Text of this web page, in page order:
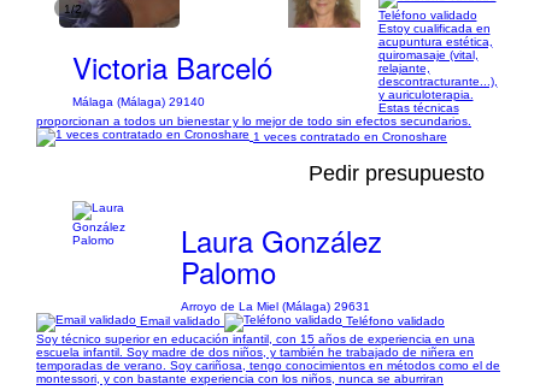
1/2
Victoria Barceló
Málaga (Málaga) 29140
Teléfono validado
Estoy cualificada en
acupuntura estética,
quiromasaje (vital,
relajante,
descontracturante...),
y auriculoterapia.
Estas técnicas
proporcionan a todos un bienestar y lo mejor de todo sin efectos secundarios.
1 veces contratado en Cronoshare
Pedir presupuesto
Laura González
Palomo
Arroyo de La Miel (Málaga) 29631
Email validado
Teléfono validado
Soy técnico superior en educación infantil, con 15 años de experiencia en una
escuela infantil. Soy madre de dos niños, y también he trabajado de niñera en
temporadas de verano. Soy cariñosa, tengo conocimientos en métodos como el de
montessori, y con bastante experiencia con los niños, nunca se aburriran